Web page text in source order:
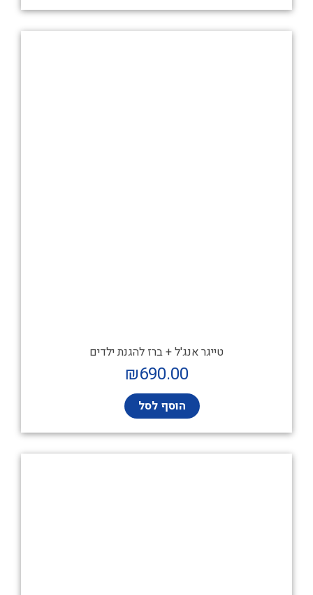
טייגר אנג'ל + ברז להגנת ילדים
₪690.00
הוסף לסל